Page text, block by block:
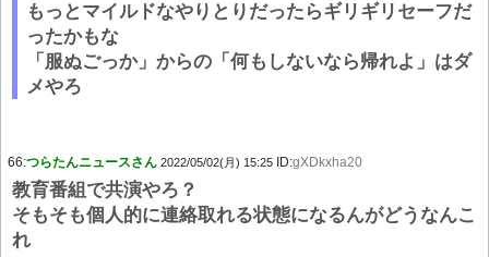
もっとマイルドなやりとりだったらギリギリセーフだ
ったかもな
「服ぬごっか」からの「何もしないなら帰れよ」はダ
メやろ
66:つらたんニュースさん 2022/05/02(月) 15:25 ID:gXDkxha20
教育番組で共演やろ？
そもそも個人的に連絡取れる状態になるんがどうなんこ
れ